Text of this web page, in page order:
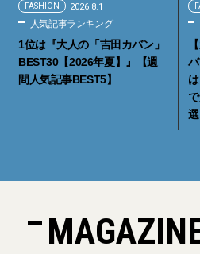
FASHION 2026.8.1
人気記事ランキング
1位は『大人の「吉田カバン」
BEST30【2026年夏】』【週
間人気記事BEST5】